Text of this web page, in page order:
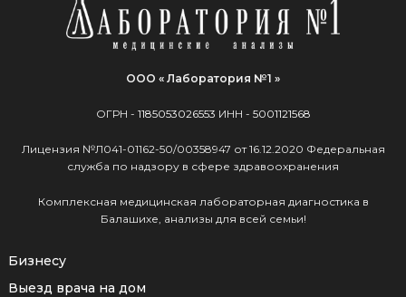
ООО « Лаборатория №1 »
ОГРН - 1185053026553 ИНН - 5001121568
Лицензия №Л041-01162-50/00358947 от 16.12.2020 Федеральная
служба по надзору в сфере здравоохранения
Комплексная медицинская лабораторная диагностика в
Балашихе, анализы для всей семьи!
Бизнесу
Выезд врача на дом